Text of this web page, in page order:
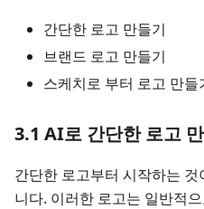
간단한 로고 만들기
브랜드 로고 만들기
스케치로 부터 로고 만들
3.1 AI로 간단한 로고
간단한 로고부터 시작하는
니다. 이러한 로고는 일반적